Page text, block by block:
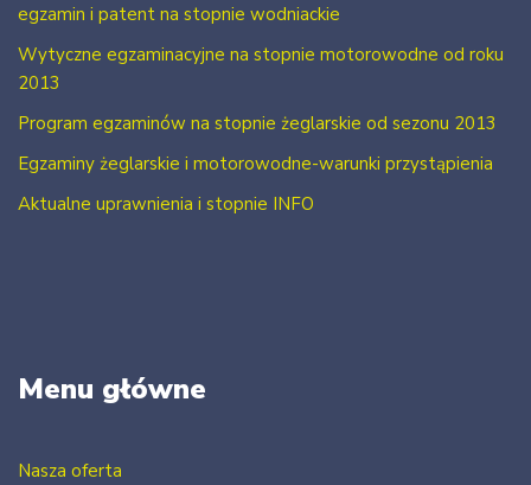
egzamin i patent na stopnie wodniackie
Wytyczne egzaminacyjne na stopnie motorowodne od roku
2013
Program egzaminów na stopnie żeglarskie od sezonu 2013
Egzaminy żeglarskie i motorowodne-warunki przystąpienia
Aktualne uprawnienia i stopnie INFO
Menu główne
Nasza oferta